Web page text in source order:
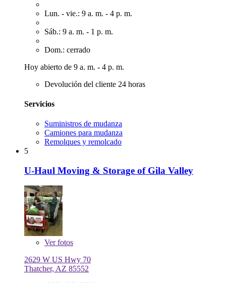
Lun. - vie.: 9 a. m. - 4 p. m.
Sáb.: 9 a. m. - 1 p. m.
Dom.: cerrado
Hoy abierto de 9 a. m. - 4 p. m.
Devolución del cliente 24 horas
Servicios
Suministros de mudanza
Camiones para mudanza
Remolques y remolcado
5
U-Haul Moving & Storage of Gila Valley
Verfotos
2629 W US Hwy 70
Thatcher, AZ 85552